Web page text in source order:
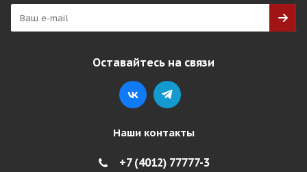
Оставайтесь на связи
Наши контакты
+7 (4012) 77777-3